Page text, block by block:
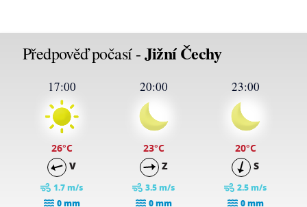
Předpověď počasí -Jižní Čechy
17:00
26°C
V
1.7 m/s
0 mm
20:00
23°C
Z
3.5 m/s
0 mm
23:00
20°C
S
2.5 m/s
0 mm